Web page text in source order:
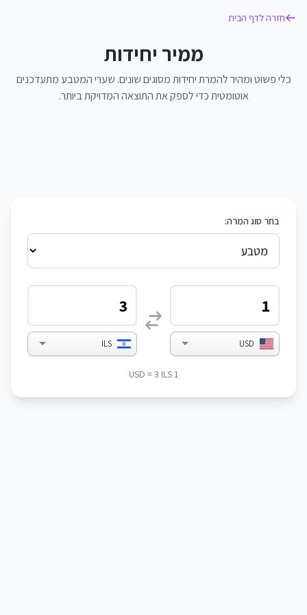
חזרה לדף הבית
ממיר יחידות
כלי פשוט ומהיר להמרת יחידות מסוגים שונים. שערי המטבע מתעדכנים
אוטומטית כדי לספק את התוצאה המדויקת ביותר.
בחר סוג המרה:
USD
ILS
1 USD = 3 ILS